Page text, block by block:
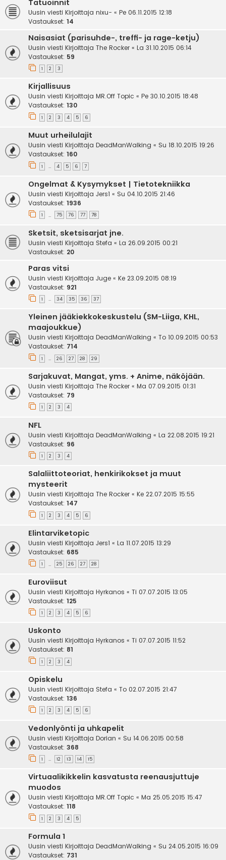
Tatuoinnit
Uusin viesti Kirjoittaja nixu- « Pe 06.11.2015 12:18
Vastaukset: 14
Naisasiat (parisuhde-, treffi- ja rage-ketju)
Uusin viesti Kirjoittaja The Rocker « La 31.10.2015 06:14
Vastaukset: 59
1 2 3
Kirjallisuus
Uusin viesti Kirjoittaja MR.Off Topic « Pe 30.10.2015 18:48
Vastaukset: 130
1 2 3 4 5 6
Muut urheilulajit
Uusin viesti Kirjoittaja DeadManWalking « Su 18.10.2015 19:26
Vastaukset: 160
1 … 4 5 6 7
Ongelmat & Kysymykset | Tietotekniikka
Uusin viesti Kirjoittaja Jers1 « Su 04.10.2015 21:46
Vastaukset: 1936
1 … 75 76 77 78
Sketsit, sketsisarjat jne.
Uusin viesti Kirjoittaja Stefa « La 26.09.2015 00:21
Vastaukset: 20
Paras vitsi
Uusin viesti Kirjoittaja Juge « Ke 23.09.2015 08:19
Vastaukset: 921
1 … 34 35 36 37
Yleinen jääkiekkokeskustelu (SM-Liiga, KHL,
maajoukkue)
Uusin viesti Kirjoittaja DeadManWalking « To 10.09.2015 00:53
Vastaukset: 714
1 … 26 27 28 29
Sarjakuvat, Mangat, yms. + Anime, näköjään.
Uusin viesti Kirjoittaja The Rocker « Ma 07.09.2015 01:31
Vastaukset: 79
1 2 3 4
NFL
Uusin viesti Kirjoittaja DeadManWalking « La 22.08.2015 19:21
Vastaukset: 96
1 2 3 4
Salaliittoteoriat, henkirikokset ja muut
mysteerit
Uusin viesti Kirjoittaja The Rocker « Ke 22.07.2015 15:55
Vastaukset: 147
1 2 3 4 5 6
Elintarviketopic
Uusin viesti Kirjoittaja Jers1 « La 11.07.2015 13:29
Vastaukset: 685
1 … 25 26 27 28
Euroviisut
Uusin viesti Kirjoittaja Hyrkanos « Ti 07.07.2015 13:05
Vastaukset: 125
1 2 3 4 5 6
Uskonto
Uusin viesti Kirjoittaja Hyrkanos « Ti 07.07.2015 11:52
Vastaukset: 81
1 2 3 4
Opiskelu
Uusin viesti Kirjoittaja Stefa « To 02.07.2015 21:47
Vastaukset: 136
1 2 3 4 5 6
Vedonlyönti ja uhkapelit
Uusin viesti Kirjoittaja Dorian « Su 14.06.2015 00:58
Vastaukset: 368
1 … 12 13 14 15
Virtuaalikikkelin kasvatusta reenausjuttuje
muodos
Uusin viesti Kirjoittaja MR.Off Topic « Ma 25.05.2015 15:47
Vastaukset: 118
1 2 3 4 5
Formula 1
Uusin viesti Kirjoittaja DeadManWalking « Su 24.05.2015 16:09
Vastaukset: 731